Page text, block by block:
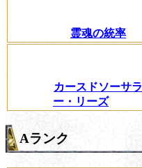
霊魂の統率
カースドソーサラ
ー・リーズ
Aランク